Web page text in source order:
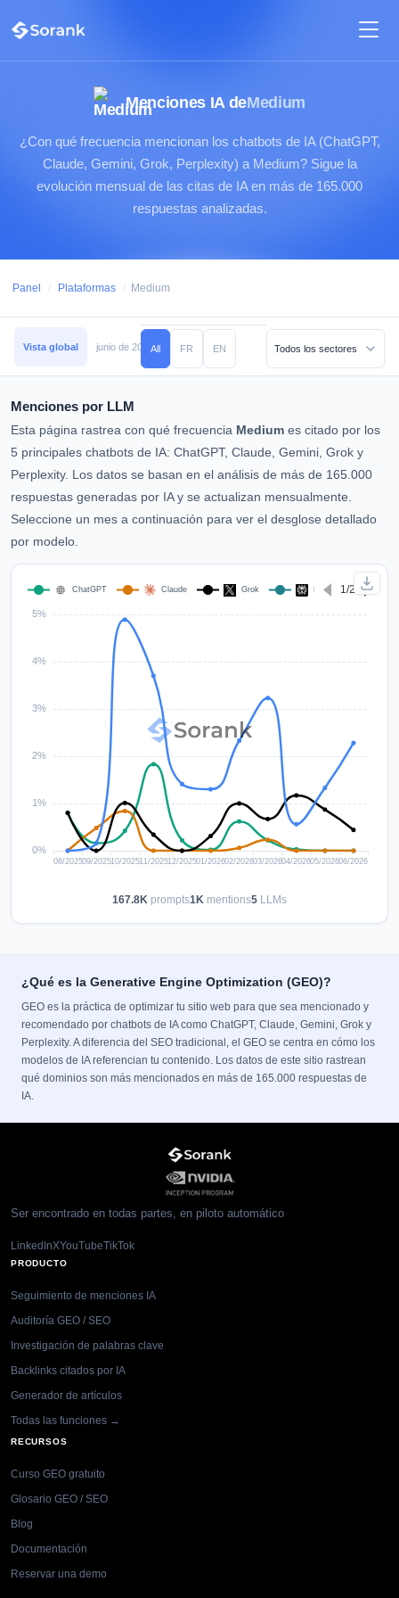
Menciones IA deMedium
¿Con qué frecuencia mencionan los chatbots de IA (ChatGPT,
Claude, Gemini, Grok, Perplexity) a Medium? Sigue la
evolución mensual de las citas de IA en más de 165.000
respuestas analizadas.
Panel / Plataformas / Medium
Vista global junio de 2026 mayo de 2026 abril de 2026 marzo de 2026
All FR EN
Menciones por LLM
Esta página rastrea con qué frecuencia Medium es citado por los
5 principales chatbots de IA: ChatGPT, Claude, Gemini, Grok y
Perplexity. Los datos se basan en el análisis de más de 165.000
respuestas generadas por IA y se actualizan mensualmente.
Seleccione un mes a continuación para ver el desglose detallado
por modelo.
167.8K prompts1K mentions5 LLMs
¿Qué es la Generative Engine Optimization (GEO)?
GEO es la práctica de optimizar tu sitio web para que sea mencionado y
recomendado por chatbots de IA como ChatGPT, Claude, Gemini, Grok y
Perplexity. A diferencia del SEO tradicional, el GEO se centra en cómo los
modelos de IA referencian tu contenido. Los datos de este sitio rastrean
qué dominios son más mencionados en más de 165.000 respuestas de
IA.
Ser encontrado en todas partes, en piloto automático
LinkedInXYouTubeTikTok
PRODUCTO
Seguimiento de menciones IA
Auditoría GEO / SEO
Investigación de palabras clave
Backlinks citados por IA
Generador de artículos
Todas las funciones →
RECURSOS
Curso GEO gratuito
Glosario GEO / SEO
Blog
Documentación
Reservar una demo